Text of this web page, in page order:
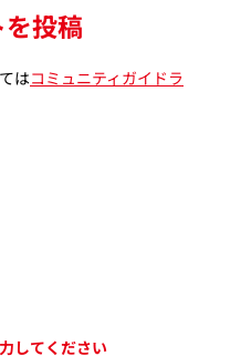
投稿
はコミュニティガイドラ
してください